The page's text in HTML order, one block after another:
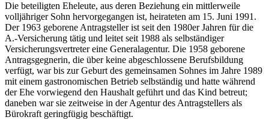
Die beteiligten Eheleute, aus deren Beziehung ein mittlerweile
volljähriger Sohn hervorgegangen ist, heirateten am 15. Juni 1991.
Der 1963 geborene Antragsteller ist seit den 1980er Jahren für die
A.-Versicherung tätig und leitet seit 1988 als selbständiger
Versicherungsvertreter eine Generalagentur. Die 1958 geborene
Antragsgegnerin, die über keine abgeschlossene Berufsbildung
verfügt, war bis zur Geburt des gemeinsamen Sohnes im Jahre 1989
mit einem gastronomischen Betrieb selbständig und hatte während
der Ehe vorwiegend den Haushalt geführt und das Kind betreut;
daneben war sie zeitweise in der Agentur des Antragstellers als
Bürokraft geringfügig beschäftigt.